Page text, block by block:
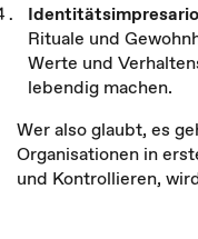
Rituale und
Werte und
lebendig machen.
Wer also glaubt, es
Organisationen in
und Kontrollieren,